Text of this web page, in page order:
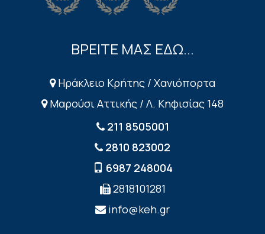
ΒΡΕΙΤΕ ΜΑΣ ΕΔΩ...
Ηράκλειο Κρήτης / Χανιόπορτα
Μαρούσι Αττικής / Λ. Κηφισίας 148
211 8505001
2810 823002
6987 248004
2818101281
info@keh.gr